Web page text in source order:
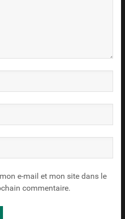
e-mail et mon site dans le
commentaire.